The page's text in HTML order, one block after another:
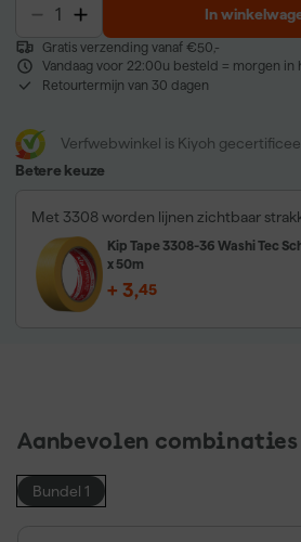
In
Gratis verzending vanaf €50,-
Vandaag voor 22:00u besteld = morgen in
Retourtermijn van 30 dagen
Verfwebwinkel is Kiyoh
Betere keuze
Met 3308 worden lijnen zichtbaar
Kip Tape 3308-36 Washi Tec
x 50m
+ 3,45
Aanbevolen combinaties
Bundel 1